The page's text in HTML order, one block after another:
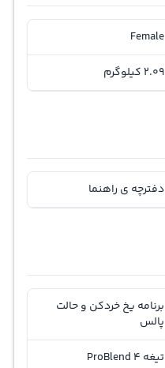
Female
2.09 کیلوگرم
دفترچه ی راهنما
برنامه یخ خردکن و حالت
پالس
تیغه ProBlend 4